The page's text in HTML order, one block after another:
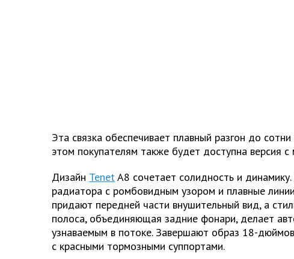
Эта связка обеспечивает плавный разгон до
этом покупателям также будет доступна версия
Дизайн TenetA8 сочетает солидность и
радиатора с ромбовидным узором и плавные
придают передней части внушительный вид, а
полоса, объединяющая задние фонари, делает
узнаваемым в потоке. Завершают образ 18-
с красными тормозными суппортами.